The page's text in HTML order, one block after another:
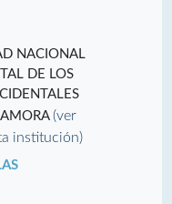
NACIONAL
DE LOS
(ver
institución)